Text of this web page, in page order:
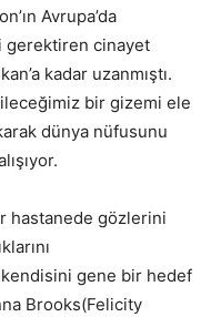
Avrupa’da
gerektiren cinayet
kadar uzanmıştı.
bir gizemi ele
dünya nüfusunu
hastanede gözlerini
kendisini gene bir hedef
Brooks(Felicity